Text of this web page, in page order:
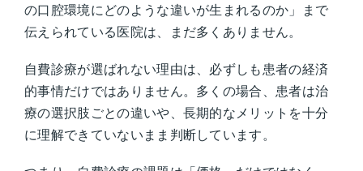
の口腔環境にどのような違いが生まれるのか」まで
伝えられている医院は、まだ多くありません。
自費診療が選ばれない理由は、必ずしも患者の経済
的事情だけではありません。多くの場合、患者は治
療の選択肢ごとの違いや、長期的なメリットを十分
に理解できていないまま判断しています。